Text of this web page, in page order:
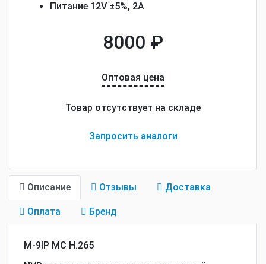
Питание 12V ±5%, 2А
8000 ₽
Оптовая цена
Товар отсутствует на складе
Запросить аналоги
Описание Отзывы Доставка
Оплата Бренд
M-9IP MC H.265